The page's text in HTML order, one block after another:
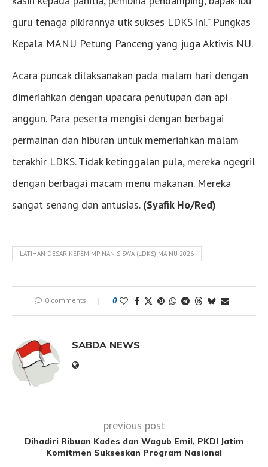
guru tenaga pikirannya utk sukses LDKS ini.” Pungkas
Kepala MANU Petung Panceng yang juga Aktivis NU.
Acara puncak dilaksanakan pada malam hari dengan
dimeriahkan dengan upacara penutupan dan api
anggun. Para peserta mengisi dengan berbagai
permainan dan hiburan untuk memeriahkan malam
terakhir LDKS. Tidak ketinggalan pula, mereka ngegril
dengan berbagai macam menu makanan. Mereka
sangat senang dan antusias. (Syafik Ho/Red)
LATIHAN DESAR KEPEMIMPINAN SISWA (LDKS) MA NU 2026
0 comments 0
SABDA NEWS
previous post
Dihadiri Ribuan Kades dan Wagub Emil, PKDI Jatim
Komitmen Sukseskan Program Nasional